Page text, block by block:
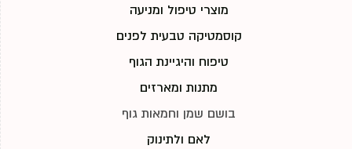
מוצרי טיפול ומניעה
קוסמטיקה טבעית לפנים
טיפוח והיגיינת הגוף
מתנות ומארזים
בושם שמן וחמאות גוף
לאם ולתינוק